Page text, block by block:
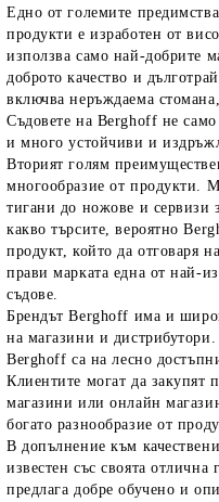
Едно от големите
продукти е изработен от
използва само най-добрите
доброто качество и
включва неръждаема
Съдовете на Berghoff не
и много устойчиви и
Вторият голям
многообразие от продукти.
тигани до ножове и сервизи
какво търсите, вероятно
продукт, който да отговаря
прави марката една от най-
съдове.
Брендът Berghoff има и
на магазини и
Berghoff са на лесно
Клиентите могат да закупят
магазини или онлайн
богато разнообразие от
В допълнение към
известен със своята
предлага добре обучено и